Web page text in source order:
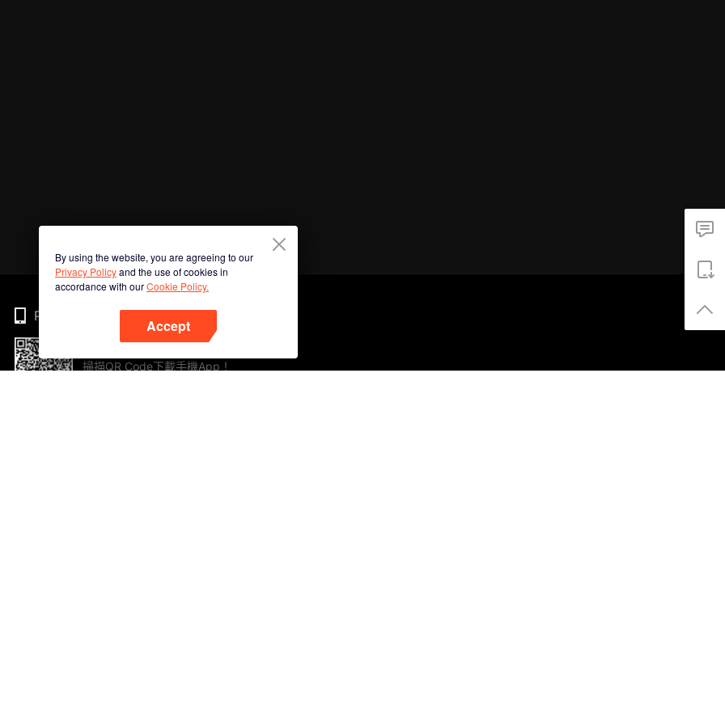
By using the website, you are agreeing to our
Privacy Policyand the use of cookies in
accordance with ourCookie Policy.
Accept
Phone
掃描QR Code下載手機App！